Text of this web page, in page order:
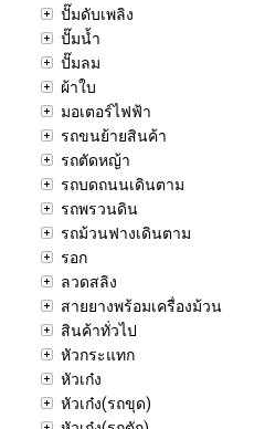
ปั๊มดับเพลิง
ปั๊มน้ำ
ปั๊มลม
ผ้าใบ
มอเตอร์ไฟฟ้า
รถขนย้ายสินค้า
รถตัดหญ้า
รถบดถนนเดินตาม
รถพรวนดิน
รถม้วนฟางเดินตาม
รอก
ลวดสลิง
สายยางพร้อมเครื่องม้วน
สินค้าทั่วไป
หัวกระแทก
หัวเก๋ง
หัวเก๋ง(รถขุด)